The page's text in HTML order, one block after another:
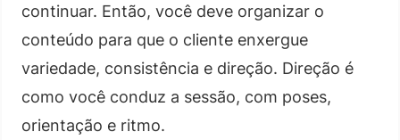
continuar. Então, você deve organizar o
conteúdo para que o cliente enxergue
variedade, consistência e direção. Direção é
como você conduz a sessão, com poses,
orientação e ritmo.